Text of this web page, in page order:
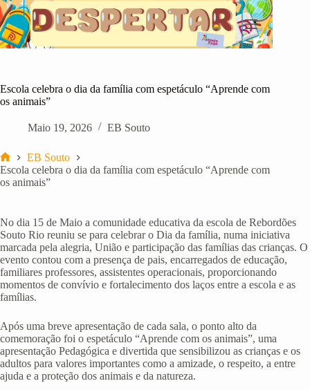
Pular
para
o
conteúdo
Escola celebra o dia da família com espetáculo “Aprende com
os animais”
Maio 19, 2026 EB Souto
Início
EB Souto
Escola celebra o dia da família com espetáculo “Aprende com
os animais”
No dia 15 de Maio a comunidade educativa da escola de Rebordões
Souto Rio reuniu se para celebrar o Dia da família, numa iniciativa
marcada pela alegria, União e participação das famílias das crianças. O
evento contou com a presença de pais, encarregados de educação,
familiares professores, assistentes operacionais, proporcionando
momentos de convívio e fortalecimento dos laços entre a escola e as
famílias.
Após uma breve apresentação de cada sala, o ponto alto da
comemoração foi o espetáculo “Aprende com os animais”, uma
apresentação Pedagógica e divertida que sensibilizou as crianças e os
adultos para valores importantes como a amizade, o respeito, a entre
ajuda e a proteção dos animais e da natureza.